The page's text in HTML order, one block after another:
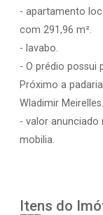
- apartamento
com 291,96 m².
- lavabo.
- O prédio possui
Próximo a
Wladimir Meirelles.
- valor anunciado
mobilia.
Itens do